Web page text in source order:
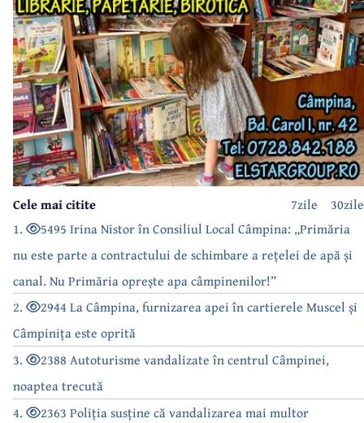
30zile
7zile
Cele mai citite
1.
5495 Irina Nistor în Consiliul Local Câmpina: „Primăria
nu este parte a contractului de schimbare a rețelei de apă și
canal. Nu Primăria oprește apa câmpinenilor!”
2.
2944 La Câmpina, furnizarea apei în cartierele Muscel și
Câmpinița este oprită
3.
2388 Autoturisme vandalizate în centrul Câmpinei,
noaptea trecută
4.
2363 Poliția susține că vandalizarea mai multor